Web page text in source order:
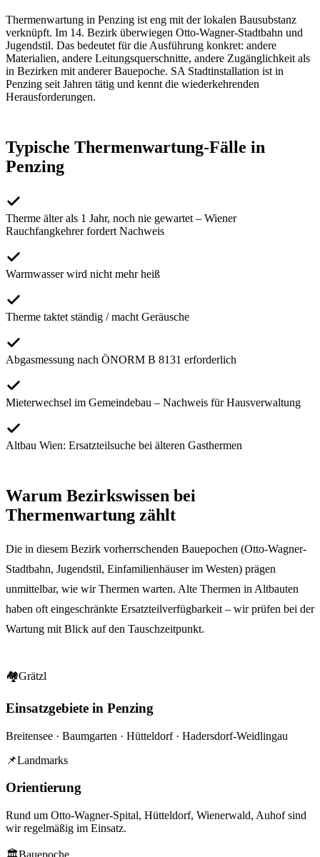
Thermenwartung in Penzing ist eng mit der lokalen Bausubstanz
verknüpft. Im 14. Bezirk überwiegen Otto-Wagner-Stadtbahn und
Jugendstil. Das bedeutet für die Ausführung konkret: andere
Materialien, andere Leitungsquerschnitte, andere Zugänglichkeit als
in Bezirken mit anderer Bauepoche. SA Stadtinstallation ist in
Penzing seit Jahren tätig und kennt die wiederkehrenden
Herausforderungen.
Typische Thermenwartung-Fälle in
Penzing
Therme älter als 1 Jahr, noch nie gewartet – Wiener
Rauchfangkehrer fordert Nachweis
Warmwasser wird nicht mehr heiß
Therme taktet ständig / macht Geräusche
Abgasmessung nach ÖNORM B 8131 erforderlich
Mieterwechsel im Gemeindebau – Nachweis für Hausverwaltung
Altbau Wien: Ersatzteilsuche bei älteren Gasthermen
Warum Bezirkswissen bei
Thermenwartung zählt
Die in diesem Bezirk vorherrschenden Bauepochen (Otto-Wagner-
Stadtbahn, Jugendstil, Einfamilienhäuser im Westen) prägen
unmittelbar, wie wir Thermen warten. Alte Thermen in Altbauten
haben oft eingeschränkte Ersatzteilverfügbarkeit – wir prüfen bei der
Wartung mit Blick auf den Tauschzeitpunkt.
🏘Grätzl
Einsatzgebiete in Penzing
Breitensee · Baumgarten · Hütteldorf · Hadersdorf-Weidlingau
📌Landmarks
Orientierung
Rund um Otto-Wagner-Spital, Hütteldorf, Wienerwald, Auhofsind
wir regelmäßig im Einsatz.